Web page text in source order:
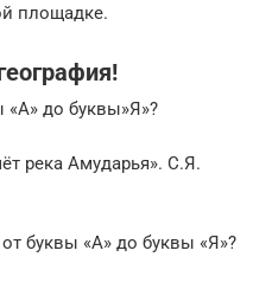
площадке.
«А» до буквы»Я»?
река Амударья». С.Я.
буквы «А» до буквы «Я»?